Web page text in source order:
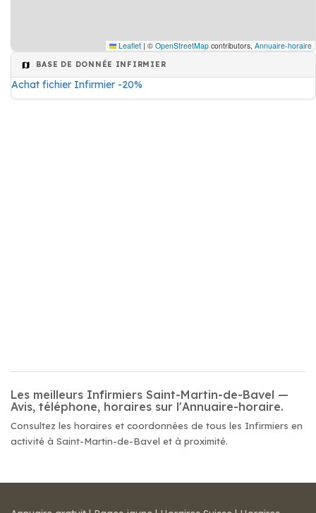
Leaflet | © OpenStreetMap contributors, Annuaire-horaire
BASE DE DONNÉE INFIRMIER
Achat fichier Infirmier -20%
Les meilleurs Infirmiers Saint-Martin-de-Bavel —
Avis, téléphone, horaires sur l'Annuaire-horaire.
Consultez les horaires et coordonnées de tous les Infirmiers en
activité à Saint-Martin-de-Bavel et à proximité.